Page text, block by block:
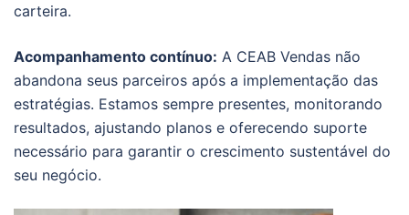
carteira.
Acompanhamento contínuo: A CEAB Vendas não
abandona seus parceiros após a implementação das
estratégias. Estamos sempre presentes, monitorando
resultados, ajustando planos e oferecendo suporte
necessário para garantir o crescimento sustentável do
seu negócio.